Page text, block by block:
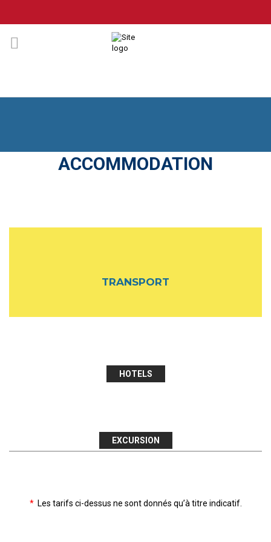
ACCOMMODATION
TRANSPORT
HOTELS
EXCURSION
*Les tarifs ci-dessus ne sont donnés qu’à titre indicatif.